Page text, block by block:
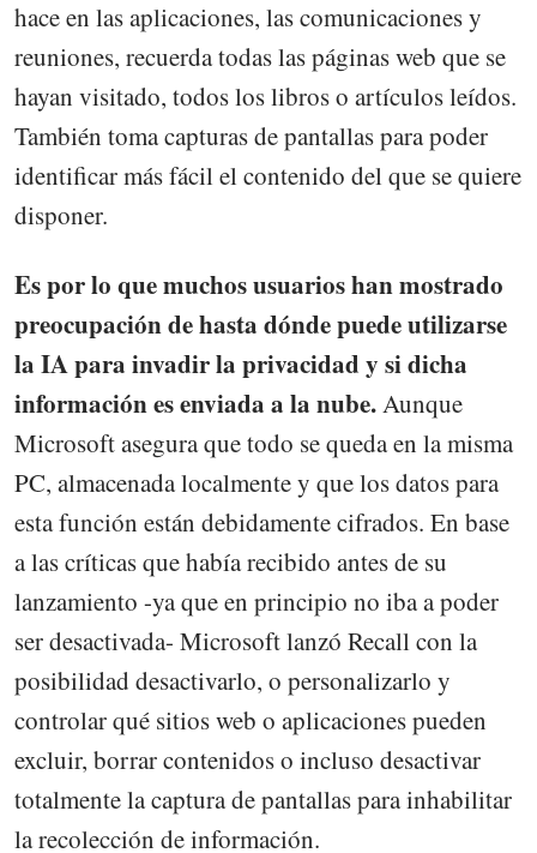
hace en las aplicaciones, las comunicaciones y
reuniones, recuerda todas las páginas web que se
hayan visitado, todos los libros o artículos leídos.
También toma capturas de pantallas para poder
identificar más fácil el contenido del que se quiere
disponer.
Es por lo que muchos usuarios han mostrado
preocupación de hasta dónde puede utilizarse
la IA para invadir la privacidad y si dicha
información es enviada a la nube.Aunque
Microsoft asegura que todo se queda en la misma
PC, almacenada localmente y que los datos para
esta función están debidamente cifrados. En base
a las críticas que había recibido antes de su
lanzamiento -ya que en principio no iba a poder
ser desactivada- Microsoft lanzó Recall con la
posibilidad desactivarlo, o personalizarlo y
controlar qué sitios web o aplicaciones pueden
excluir, borrar contenidos o incluso desactivar
totalmente la captura de pantallas para inhabilitar
la recolección de información.